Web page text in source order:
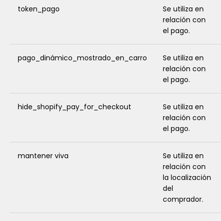
token_pago
Se utiliza en
relación con
el pago.
pago_dinámico_mostrado_en_carro
Se utiliza en
relación con
el pago.
hide_shopify_pay_for_checkout
Se utiliza en
relación con
el pago.
mantener viva
Se utiliza en
relación con
la localización
del
comprador.